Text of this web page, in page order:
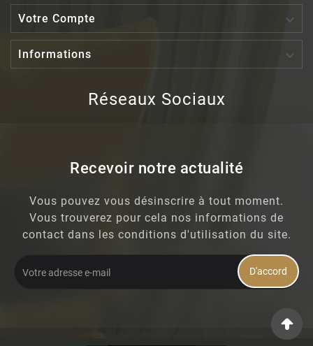
Votre Compte 
Informations 
Réseaux Sociaux
Recevoir notre actualité
Vous pouvez vous désinscrire à tout moment.
Vous trouverez pour cela nos informations de
contact dans les conditions d'utilisation du site.
D'accord